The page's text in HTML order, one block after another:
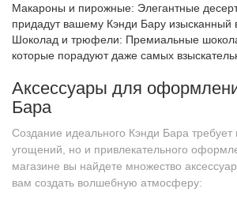
Макароны и пирожные: Элегантные
придадут вашему Кэнди Бару изысканный
Шоколад и трюфели: Премиальные
которые порадуют даже самых
Аксессуары для
Бара
Создание идеального Кэнди Бара требует
угощений, но и привлекательного
магазине вы найдете множество
вам создать волшебную атмосферу: